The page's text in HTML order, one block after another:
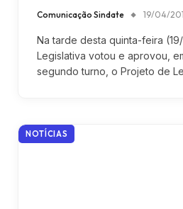
Comunicação Sindate 19/04/
Na tarde desta quinta-feira
Legislativa votou e aprovou,
segundo turno, o Projeto de
NOTÍCIAS